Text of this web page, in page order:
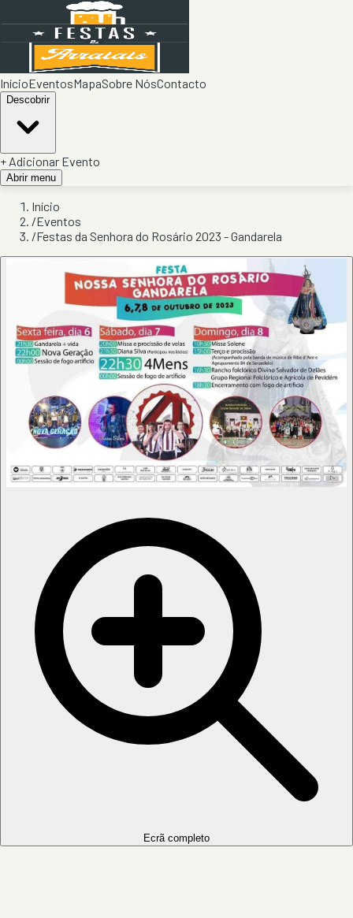
InícioEventosMapaSobre NósContacto
Descobrir
+ Adicionar Evento
Abrir menu
Início
/Eventos
/Festas da Senhora do Rosário 2023 - Gandarela
Ecrã completo